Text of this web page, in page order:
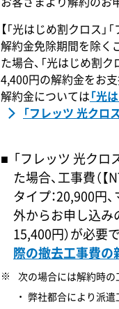
【「光はじめ割クロス
解約金免除期間を除く
た場合、「光はじめ割
4,400円の解約金をお支
解約金については「光
「フレッツ 光クロ
「フレッツ 光ク
た場合、工事費（
タイプ：20,900円
外からお申し込み
15,400円）が必要
際の撤去工事費の
※
次の場合には解約時の
弊社都合により派